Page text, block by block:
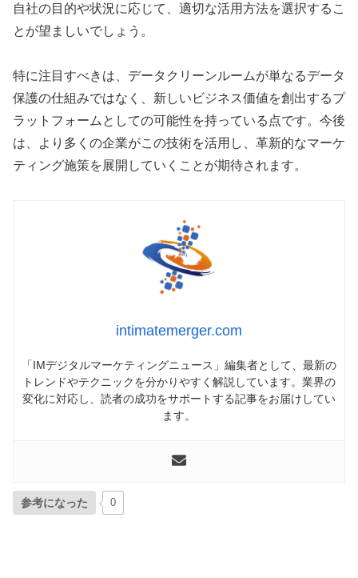
自社の目的や状況に応じて、適切な活用方法を選択するこ
とが望ましいでしょう。
特に注目すべきは、データクリーンルームが単なるデータ
保護の仕組みではなく、新しいビジネス価値を創出するプ
ラットフォームとしての可能性を持っている点です。今後
は、より多くの企業がこの技術を活用し、革新的なマーケ
ティング施策を展開していくことが期待されます。
intimatemerger.com
「IMデジタルマーケティングニュース」編集者として、最新の
トレンドやテクニックを分かりやすく解説しています。業界の
変化に対応し、読者の成功をサポートする記事をお届けしてい
ます。
参考になった 0